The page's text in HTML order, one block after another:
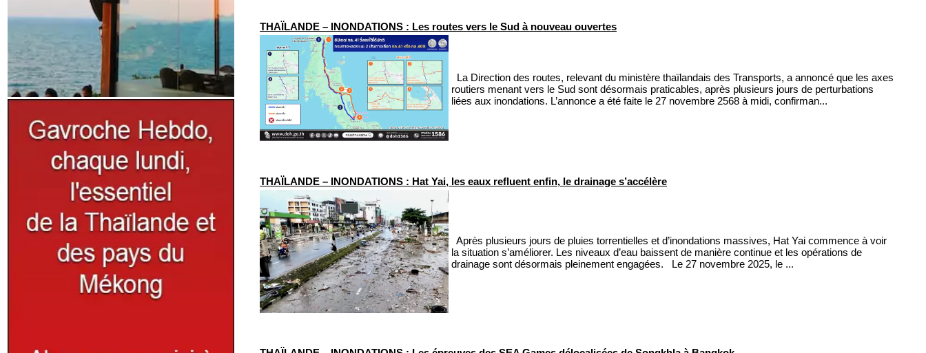
THAÏLANDE – INONDATIONS : Les routes vers le Sud à nouveau ouvertes
La Direction des routes, relevant du ministère thaïlandais des Transports, a annoncé que les axes
routiers menant vers le Sud sont désormais praticables, après plusieurs jours de perturbations
liées aux inondations. L’annonce a été faite le 27 novembre 2568 à midi, confirman...
THAÏLANDE – INONDATIONS : Hat Yai, les eaux refluent enfin, le drainage s’accélère
Après plusieurs jours de pluies torrentielles et d’inondations massives, Hat Yai commence à voir
la situation s’améliorer. Les niveaux d’eau baissent de manière continue et les opérations de
drainage sont désormais pleinement engagées. Le 27 novembre 2025, le ...